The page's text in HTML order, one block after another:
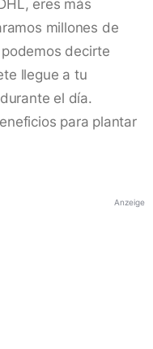
eres más
millones de
decirte
llegue a tu
el día.
para plantar
Anzeige